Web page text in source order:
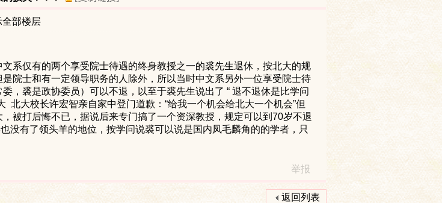
全部楼层
系仅有的两个享受院士待遇的终身教授之一的裘先生退休，按北大的规
院士和有一定领导职务的人除外，所以当时中文系另外一位享受院士待
，裘是政协委员）可以不退，以至于裘先生说出了 “ 退不退休是比学问
北大校长许宏智亲自家中登门道歉： “给我一个机会给北大一个机会”但
被打后悔不已，据说后来专门搞了一个资深教授，规定可以到 70岁不退
没有了领头羊的地位，按学问说裘可以说是国内凤毛麟角的的学者，只
举报
返回列表